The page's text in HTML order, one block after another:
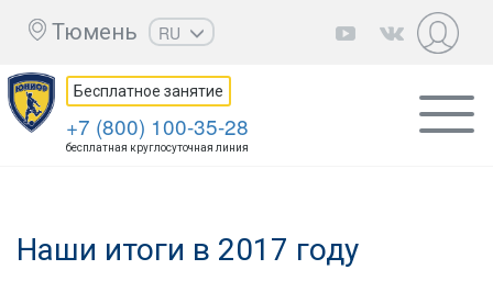
Тюмень
RU
EN
UZ
KZ
Бесплатное занятие
+7 (800) 100-35-28
бесплатная круглосуточная линия
Наши итоги в 2017 году